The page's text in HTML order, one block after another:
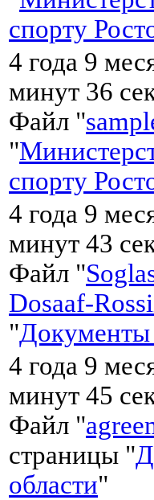
спорту
4 года 9
минут 36
Файл "
"
спорту
4 года 9
минут 43
Файл "
Dosaaf-
"Документы
4 года 9
минут 45
Файл "
страницы "
области"